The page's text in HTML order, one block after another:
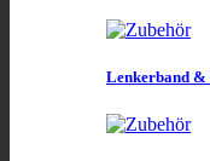
Lenkerband